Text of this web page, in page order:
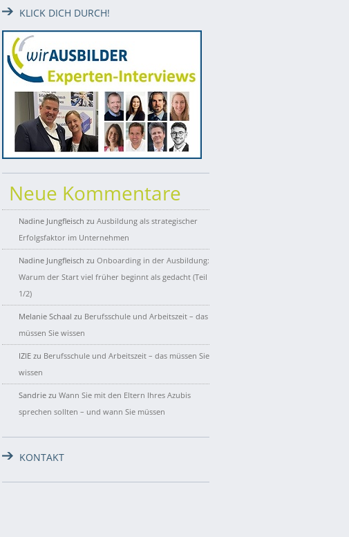
KLICK DICH DURCH!
Neue Kommentare
Nadine Jungfleisch zu Ausbildung als strategischer
Erfolgsfaktor im Unternehmen
Nadine Jungfleisch zu Onboarding in der Ausbildung:
Warum der Start viel früher beginnt als gedacht (Teil
1/2)
Melanie Schaal zu Berufsschule und Arbeitszeit – das
müssen Sie wissen
IZIE zu Berufsschule und Arbeitszeit – das müssen Sie
wissen
Sandrie zu Wann Sie mit den Eltern Ihres Azubis
sprechen sollten – und wann Sie müssen
KONTAKT